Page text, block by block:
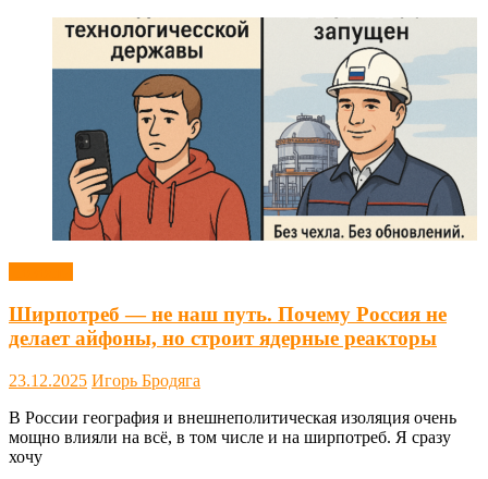
Ширпотреб — не наш путь. Почему Россия не
делает айфоны, но строит ядерные реакторы
23.12.2025 Игорь Бродяга
В России география и внешнеполитическая изоляция очень
мощно влияли на всё, в том числе и на ширпотреб. Я сразу
хочу